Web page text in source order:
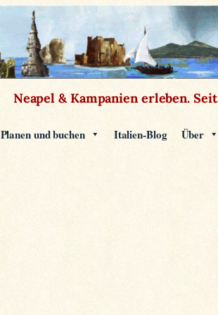
Neapel & Kampanien erleben.
Planen und buchen Italien-Blog Über